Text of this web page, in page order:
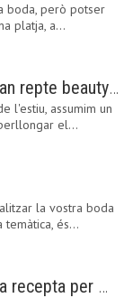
boda, però potser
platja, a…
Bronzejat durador: el gran repte beauty del final de l’estiu
l'estiu, assumim un
el…
la vostra boda
temàtica, és…
Hidratació i exfoliació, la recepta per mantenir el bronzejat